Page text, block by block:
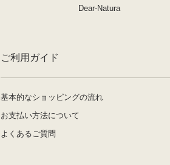
Dear-Natura
ご利用ガイド
基本的なショッピングの流れ
お支払い方法について
よくあるご質問